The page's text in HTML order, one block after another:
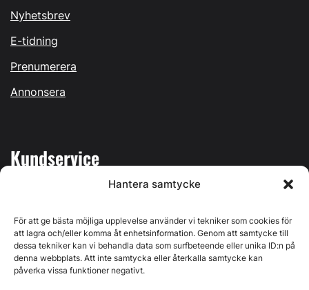
Hantera samtycke
För att ge bästa möjliga upplevelse använder vi tekniker som cookies för
att lagra och/eller komma åt enhetsinformation. Genom att samtycke till
dessa tekniker kan vi behandla data som surfbeteende eller unika ID:n på
denna webbplats. Att inte samtycka eller återkalla samtycke kan
påverka vissa funktioner negativt.
Nyhetsbrev
E-tidning
Prenumerera
Annonsera
Kundservice
Kontakta oss